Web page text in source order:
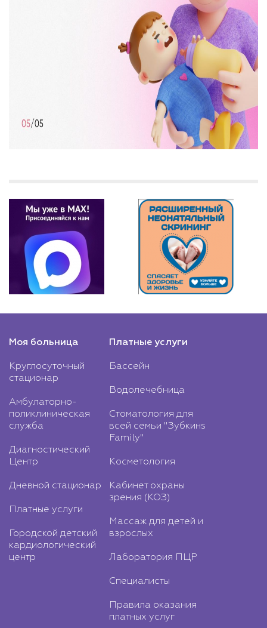
Моя больница
Круглосуточный
стационар
Амбулаторно-
поликлиническая
служба
Диагностический
Центр
Дневной стационар
Платные услуги
Городской детский
кардиологический
центр
Платные услуги
Бассейн
Водолечебница
Стоматология для
всей семьи "Зубкинs
Family"
Косметология
Кабинет охраны
зрения (КОЗ)
Массаж для детей и
взрослых
Лаборатория ПЦР
Специалисты
Правила оказания
платных услуг